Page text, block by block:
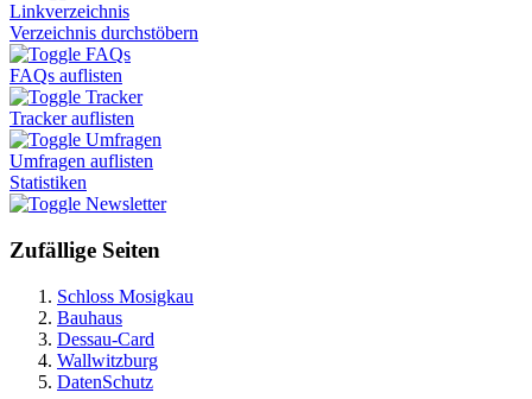
Linkverzeichnis
Verzeichnis durchstöbern
FAQs
FAQs auflisten
Tracker
Tracker auflisten
Umfragen
Umfragen auflisten
Statistiken
Newsletter
Zufällige Seiten
Schloss Mosigkau
Bauhaus
Dessau-Card
Wallwitzburg
DatenSchutz